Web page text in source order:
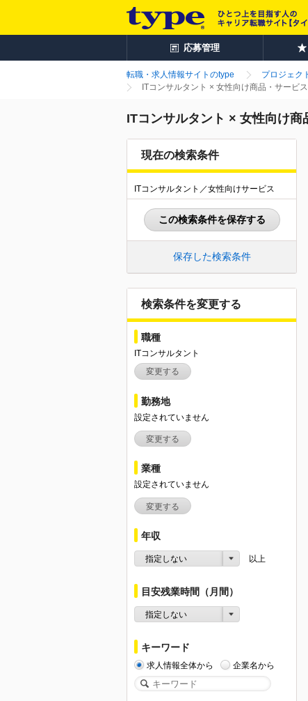
応募管理
転職・求人情報サイトのtype プロジェク
ITコンサルタント × 女性向け商品・サービ
ITコンサルタント × 女性向け
現在の検索条件
ITコンサルタント／女性向けサービス
この検索条件を保存する
保存した検索条件
検索条件を変更する
職種
ITコンサルタント
変更する
勤務地
設定されていません
変更する
業種
設定されていません
変更する
年収
指定しない 以上
目安残業時間（月間）
指定しない
キーワード
求人情報全体から 企業名から